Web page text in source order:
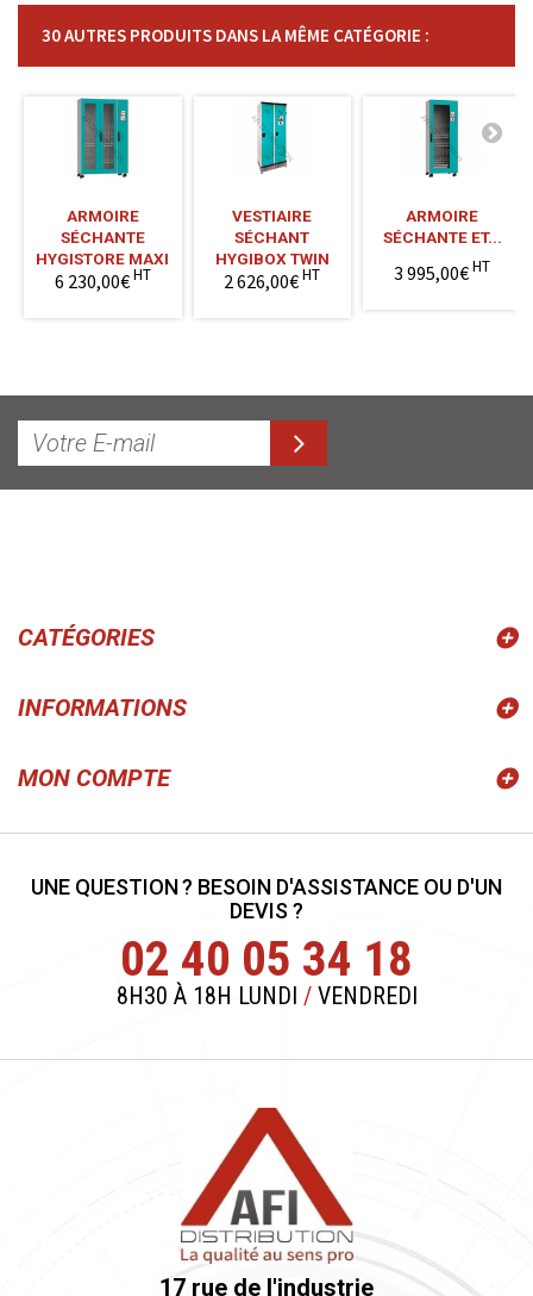
30 AUTRES PRODUITS DANS LA MÊME CATÉGORIE :
ARMOIRE
SÉCHANTE
HYGISTORE MAXI
6 230,00€HT
VESTIAIRE
SÉCHANT
HYGIBOX TWIN
2 626,00€ HT
ARMOIRE
SÉCHANTE ET...
3 995,00€HT
CATÉGORIES
INFORMATIONS
MON COMPTE
UNE QUESTION ? BESOIN D'ASSISTANCE OU D'UN
DEVIS ?
02 40 05 34 18
8H30 À 18H LUNDI /VENDREDI
17 rue de l'industrie